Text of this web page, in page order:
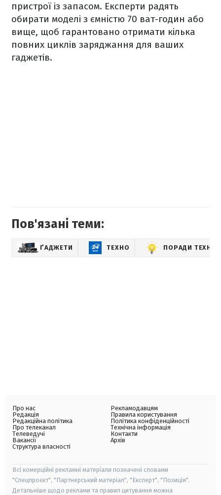
пристрої із запасом. Експерти радять
обирати моделі з ємністю 70 ват-годин або
вище, щоб гарантовано отримати кілька
повних циклів заряджання для ваших
гаджетів.
Пов'язані теми:
ҐАДЖЕТИ ТЕХНО ПОРАДИ ТЕХНО
Про нас
Редакція
Редакційна політика
Про телеканал
Телеведучі
Вакансії
Структура власності
Рекламодавцям
Правила користування
Політика конфіденційності
Технічна інформація
Контакти
Архів
Всі комерційні рекламні матеріали позначені словами
"Спецпроєкт", "Партнерський матеріал", "Експерт", "Позиція".
Детальніше щодо реклами та правил цитування можна